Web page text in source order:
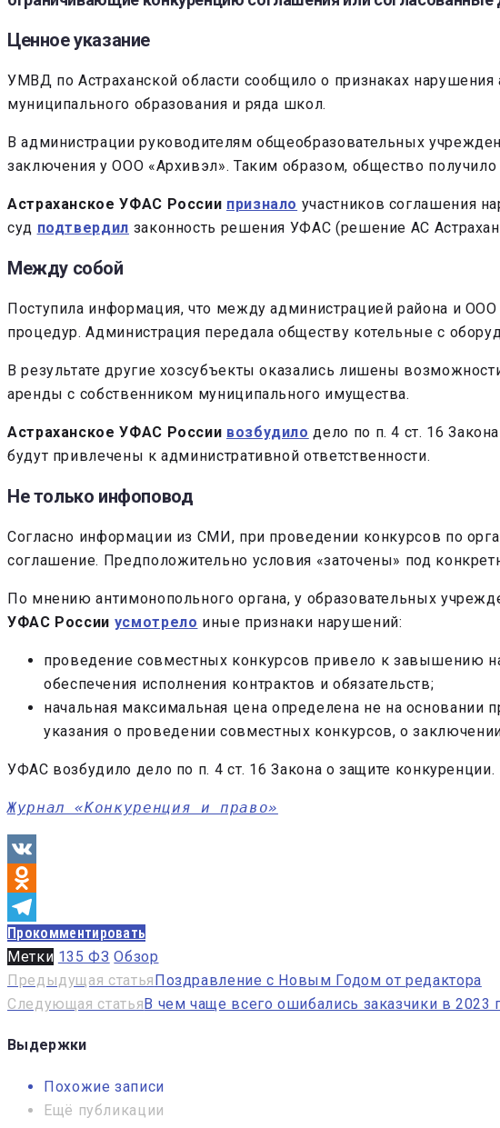
Ценное указание
УМВД по Астраханской области сообщило о признаках
муниципального образования и ряда школ.
В администрации руководителям общеобразовательных
заключения у ООО «Архивэл». Таким образом, общество
Астраханское УФАС России признало участников соглашения
суд подтвердил законность решения УФАС (решение АС
Между собой
Поступила информация, что между администрацией района и
процедур. Администрация передала обществу котельные с
В результате другие хозсубъекты оказались лишены
аренды с собственником муниципального имущества.
Астраханское УФАС России возбудило дело по п. 4 ст. 16
будут привлечены к административной ответственности.
Не только инфоповод
Согласно информации из СМИ, при проведении конкурсов по
соглашение. Предположительно условия «заточены» под
По мнению антимонопольного органа, у образовательных
УФАС России усмотрело иные признаки нарушений:
проведение совместных конкурсов привело к завышению
обеспечения исполнения контрактов и обязательств;
начальная максимальная цена определена не на
указания о проведении совместных конкурсов, о
УФАС возбудило дело по п. 4 ст. 16 Закона о защите конкуренции.
Журнал «Конкуренция и право»
VK
Odnoklassniki
Telegram
Прокомментировать
Метки 135 ФЗ Обзор
Навигация
по
записям
Предыдущая статьяПоздравление с Новым Годом от редактора
Следующая статьяВ чем чаще всего ошибались заказчики в 2023
Выдержки
Похожие записи
Ещё публикации